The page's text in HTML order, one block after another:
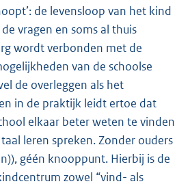
de levensloop van het kind
vragen en soms al thuis
wordt verbonden met de
van de schoolse
de overleggen als het
in de praktijk leidt ertoe dat
elkaar beter weten te vinden
leren spreken. Zonder ouders
géén knooppunt. Hierbij is de
zowel “vind- als